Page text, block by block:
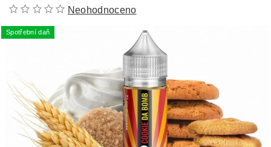
Neohodnoceno
Spotřební daň